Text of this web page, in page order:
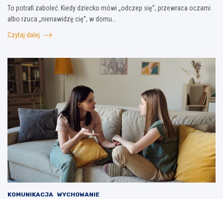
To potrafi zaboleć. Kiedy dziecko mówi „odczep się”, przewraca oczami
albo rzuca „nienawidzę cię”, w domu…
Czytaj dalej
KOMUNIKACJA WYCHOWANIE